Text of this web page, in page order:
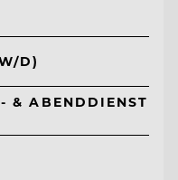
D)
& ABENDDIENST